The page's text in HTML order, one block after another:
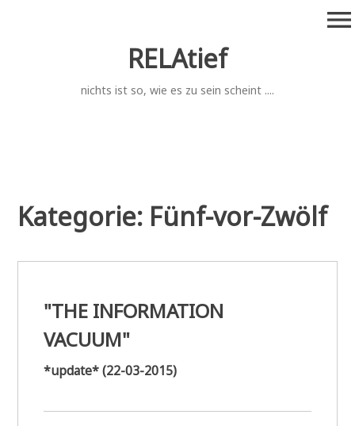
RELAtief
nichts ist so, wie es zu sein scheint ....
menu
Kategorie: Fünf-vor-Zwölf
"THE INFORMATION
VACUUM"
*update* (22-03-2015)